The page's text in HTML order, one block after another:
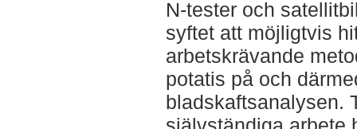
N-tester och
syftet att möjligtvis
arbetskrävande
potatis på och
bladskaftsanalysen.